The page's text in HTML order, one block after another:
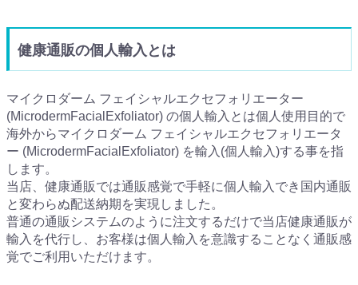
健康通販の個人輸入とは
マイクロダーム フェイシャルエクセフォリエーター
(MicrodermFacialExfoliator) の個人輸入とは個人使用目的で
海外からマイクロダーム フェイシャルエクセフォリエータ
ー (MicrodermFacialExfoliator) を輸入(個人輸入)する事を指
します。
当店、健康通販では通販感覚で手軽に個人輸入でき国内通販
と変わらぬ配送納期を実現しました。
普通の通販システムのように注文するだけで当店健康通販が
輸入を代行し、お客様は個人輸入を意識することなく通販感
覚でご利用いただけます。